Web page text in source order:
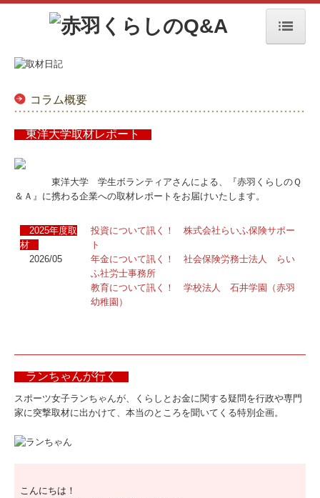
ホーム
赤羽 くらしのＱ＆Ａ
保険
相続・遺言・終活
赤羽無料個別相談会
セミナーレポート
2025赤羽セミナー
コラム概要
東洋大学取材レポート
東洋大学 学生ボランティアさんによる、『赤羽くらしのＱ
＆Ａ』に携わる企業への取材レポートをお届けいたします。
2025年度取
材
2026/05
投資について訊く！ 株式会社らいふ保険サポー
ト
年金について訊く！ 社会保険労務士法人 らい
ふ社労士事務所
教育について訊く！ 学校法人 石井学園（赤羽
幼稚園）
ランちゃんが行く
スポーツ女子ランちゃんが、くらしとお金に関する疑問を行政や専門
家に突撃取材に出かけて、本当のところを聞いてくる特別企画。
こんにちは！